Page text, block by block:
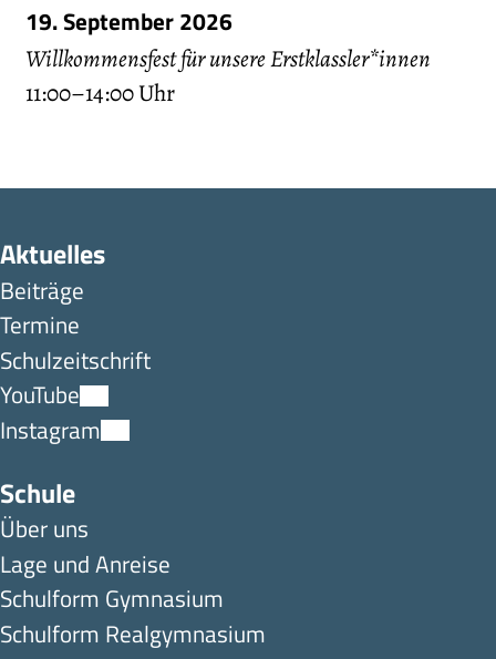
19. September 2026
Willkommensfest für unsere Erstklassler*innen
11:00–14:00 Uhr
Aktuelles
Beiträge
Termine
Schulzeitschrift
YouTube
Instagram
Schule
Über uns
Lage und Anreise
Schulform Gymnasium
Schulform Realgymnasium